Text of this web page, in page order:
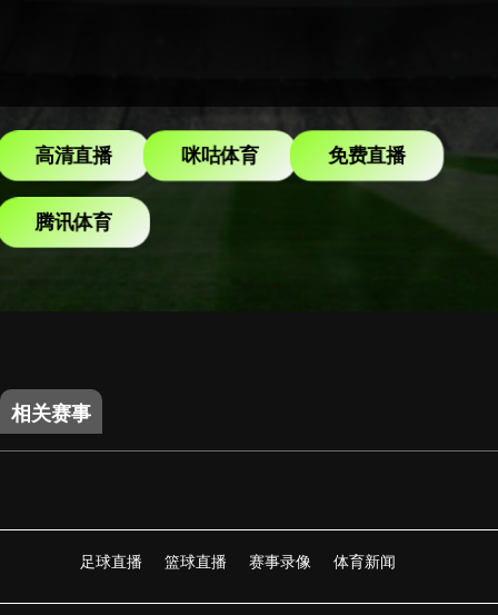
高清直播 咪咕体育 免费直播
腾讯体育
相关赛事
足球直播 篮球直播 赛事录像 体育新闻